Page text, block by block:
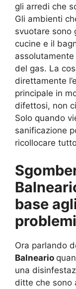
gli arredi che
Gli ambienti
svuotare sono
cucine e il
del gas. La
direttamente
principale in
difettosi, non
Solo quando
sanificazione
ricollocare
base
problemi
Ora parlando
Balneario
una
ditte che sono